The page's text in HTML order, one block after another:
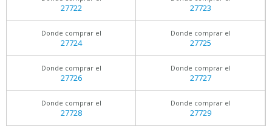
27722 27723
Donde comprar el
27724
Donde comprar el
27725
Donde comprar el
27726
Donde comprar el
27727
Donde comprar el
27728
Donde comprar el
27729